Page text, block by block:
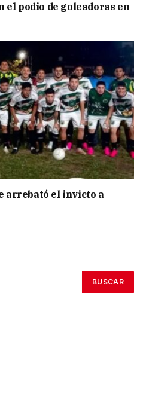
el podio de goleadoras en
arrebató el invicto a